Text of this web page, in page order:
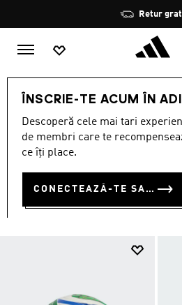
rotația
Retur
ÎNSCRIE-TE ACUM ÎN
Descoperă cele mai tari
de membri care te
ce îți place.
CONECTEAZĂ-TE SAU ÎNSCRIE-TE ACUM
SPORTURI Fotbal Accesorii
ACCESORII DE